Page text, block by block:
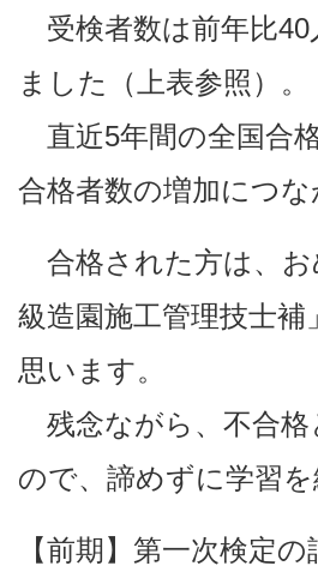
受検者数は前年比40
ました（上表参照）。
直近5年間の全国合
合格者数の増加につ
合格された方は、お
級造園施工管理技士
思います。
残念ながら、不合格
ので、諦めずに学習を
【前期】第一次検定